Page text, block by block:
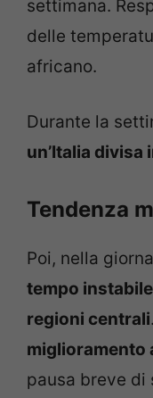
settimana.
delle
africano.
Durante la
un’Italia divisa
Tendenza
Poi, nella
tempo instabile
regioni centrali
miglioramento
pausa breve di